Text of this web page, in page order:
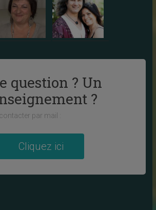
question ? Un
?
par mail :
Cliquez ici